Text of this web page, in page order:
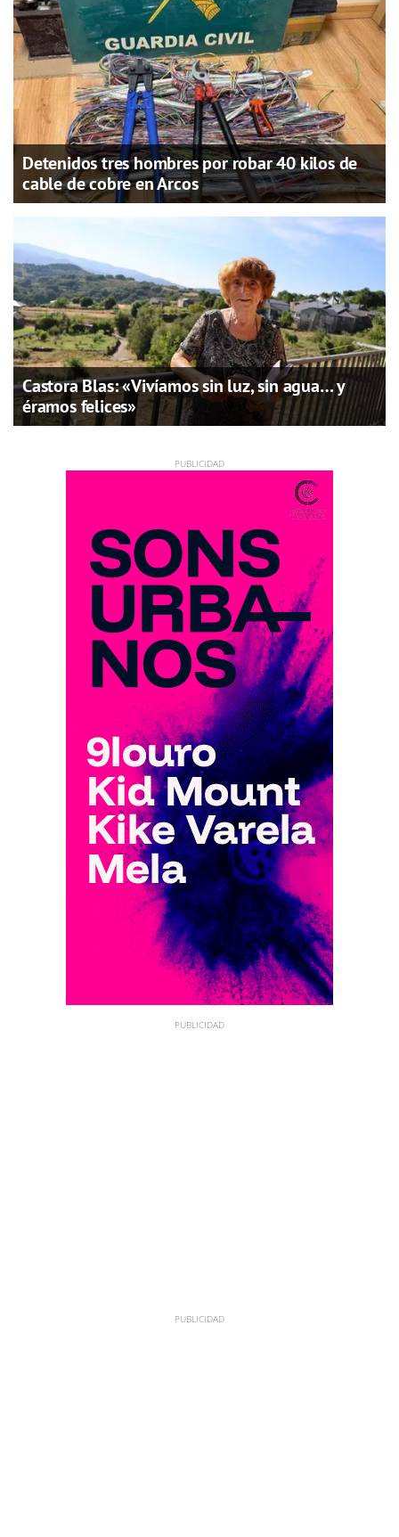
Detenidos tres hombres por robar 40 kilos de
cable de cobre en Arcos
Castora Blas: «Vivíamos sin luz, sin agua… y
éramos felices»